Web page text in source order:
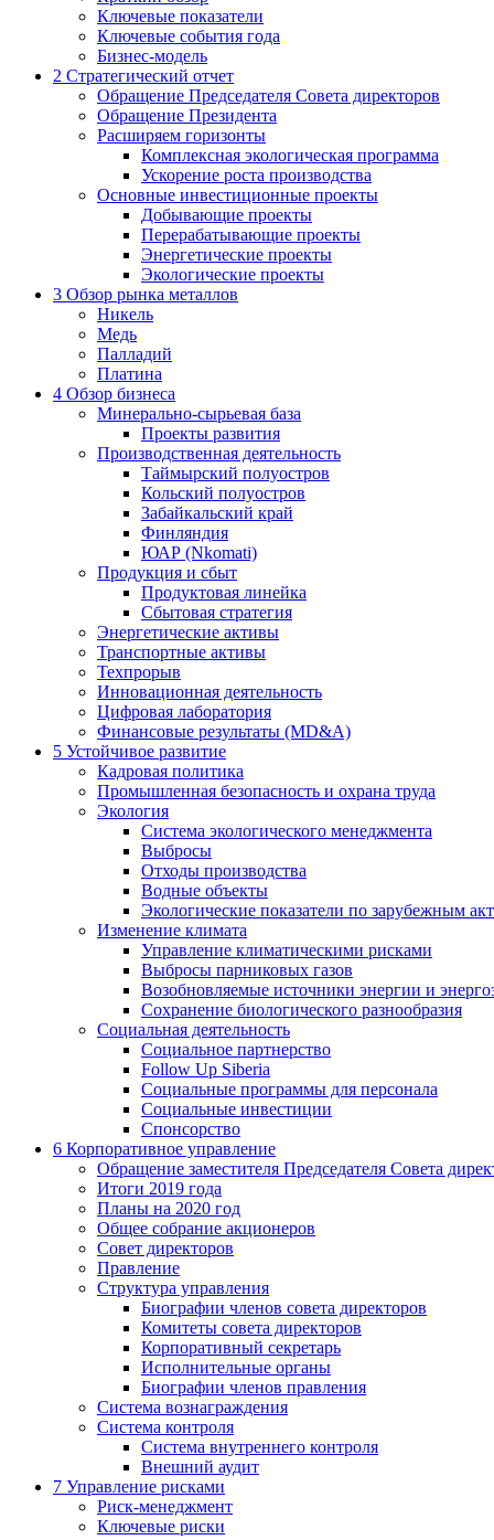
Ключевые показатели
Ключевые события года
Бизнес-модель
2 Стратегический отчет
Обращение Председателя Совета директоров
Обращение Президента
Расширяем горизонты
Комплексная экологическая программа
Ускорение роста производства
Основные инвестиционные проекты
Добывающие проекты
Перерабатывающие проекты
Энергетические проекты
Экологические проекты
3 Обзор рынка металлов
Никель
Медь
Палладий
Платина
4 Обзор бизнеса
Минерально-сырьевая база
Проекты развития
Производственная деятельность
Таймырский полуостров
Кольский полуостров
Забайкальский край
Финляндия
ЮАР (Nkomati)
Продукция и сбыт
Продуктовая линейка
Сбытовая стратегия
Энергетические активы
Транспортные активы
Техпрорыв
Инновационная деятельность
Цифровая лаборатория
Финансовые результаты (MD&A)
5 Устойчивое развитие
Кадровая политика
Промышленная безопасность и охрана труда
Экология
Система экологического менеджмента
Выбросы
Отходы производства
Водные объекты
Экологические показатели по зарубежным
Изменение климата
Управление климатическими рисками
Выбросы парниковых газов
Возобновляемые источники энергии и
Сохранение биологического разнообразия
Социальная деятельность
Социальное партнерство
Follow Up Siberia
Социальные программы для персонала
Социальные инвестиции
Спонсорство
6 Корпоративное управление
Обращение заместителя Председателя Совета
Итоги 2019 года
Планы на 2020 год
Общее собрание акционеров
Совет директоров
Правление
Структура управления
Биографии членов совета директоров
Комитеты совета директоров
Корпоративный секретарь
Исполнительные органы
Биографии членов правления
Система вознаграждения
Система контроля
Система внутреннего контроля
Внешний аудит
7 Управление рисками
Риск-менеджмент
Ключевые риски